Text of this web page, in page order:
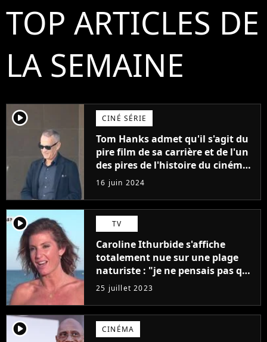
TOP ARTICLES DE
LA SEMAINE
player2 CINÉ SÉRIE
Tom Hanks admet qu'il s'agit du
pire film de sa carrière et de l'un
des pires de l'histoire du cinéma :
"L'un des films les plus
médiocres jamais réalisés"
16 juin 2024
player2 TV
Caroline Ithurbide s'affiche
totalement nue sur une plage
naturiste : "je ne pensais pas que
j'arriverais à le faire..."
25 juillet 2023
player2 CINÉMA